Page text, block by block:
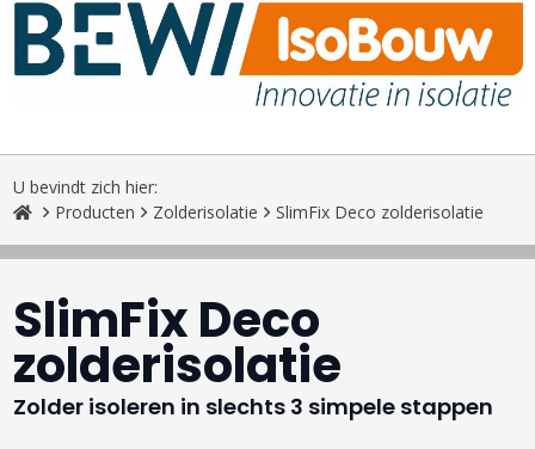
U bevindt zich hier:
Producten
Zolderisolatie SlimFix Deco zolderisolatie
SlimFix Deco
zolderisolatie
Zolder isoleren in slechts 3 simpele stappen